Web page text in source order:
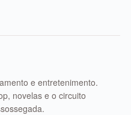
e entretenimento.
novelas e o circuito